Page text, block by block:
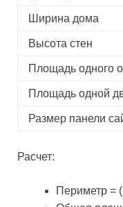
Ширина дома
Высота стен
Площадь одного
Площадь одной
Размер панели
Расчет:
Периметр =